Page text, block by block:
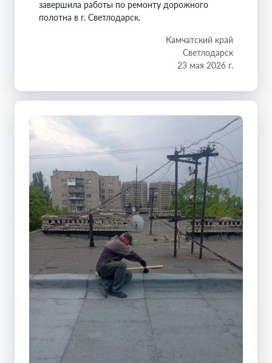
завершила работы по ремонту дорожного
полотна в г. Светлодарск.
Камчатский край
Светлодарск
23 мая 2026 г.